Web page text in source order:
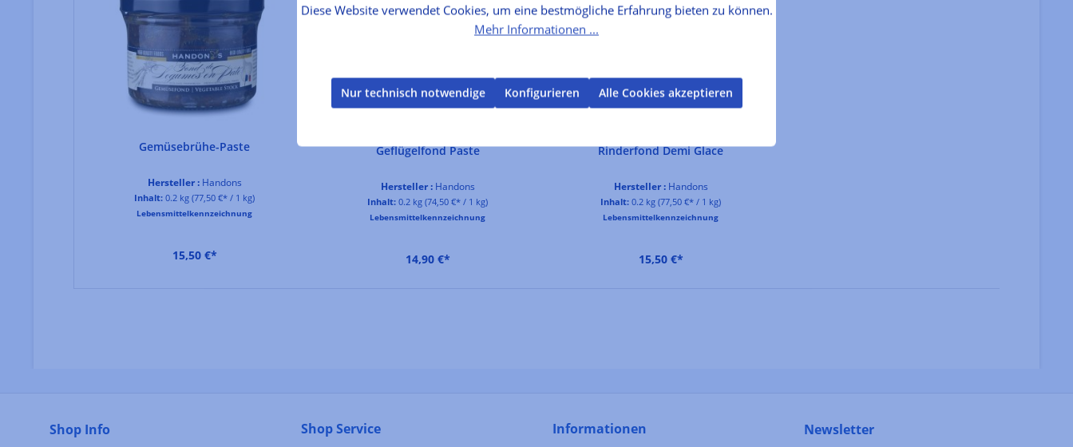
Gemüsebrühe-Paste
Hersteller :Handons
Inhalt: 0.2 kg(77,50 €* / 1 kg)
Lebensmittelkennzeichnung
15,50 €*
Geflügelfond Paste
Hersteller :Handons
Inhalt: 0.2 kg(74,50 €* / 1 kg)
Lebensmittelkennzeichnung
14,90 €*
Rinderfond Demi Glace
Hersteller :Handons
Inhalt: 0.2 kg(77,50 €* / 1 kg)
Lebensmittelkennzeichnung
15,50 €*
Shop Info Shop Service Informationen Newsletter
Diese Website verwendet Cookies, um eine bestmögliche Erfahrung bieten zu können.
Mehr Informationen ...
Nur technisch notwendige Konfigurieren Alle Cookies akzeptieren